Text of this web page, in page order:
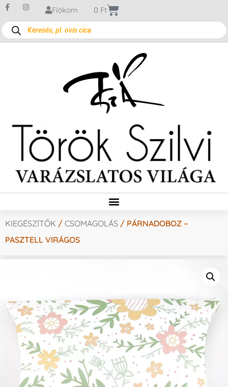
Fiókom 0 Ft
KIEGÉSZÍTŐK / CSOMAGOLÁS / PÁRNADOBOZ –
PASZTELL VIRÁGOS